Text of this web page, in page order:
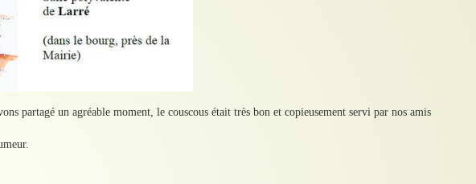
partagé un agréable moment, le couscous était très bon et copieusement servi par nos amis